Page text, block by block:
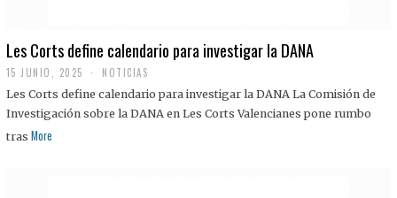
Les Corts define calendario para investigar la DANA
15 JUNIO, 2025 NOTICIAS
Les Corts define calendario para investigar la DANA La Comisión de
Investigación sobre la DANA en Les Corts Valencianes pone rumbo
tras More